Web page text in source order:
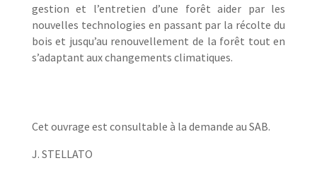
gestion et l’entretien d’une forêt aider par les
nouvelles technologies en passant par la récolte du
bois et jusqu’au renouvellement de la forêt tout en
s’adaptant aux changements climatiques.
Cet ouvrage est consultable à la demande au SAB.
J. STELLATO